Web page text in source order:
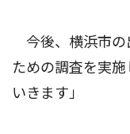
今後、横浜市の
ための調査を実
いきます」